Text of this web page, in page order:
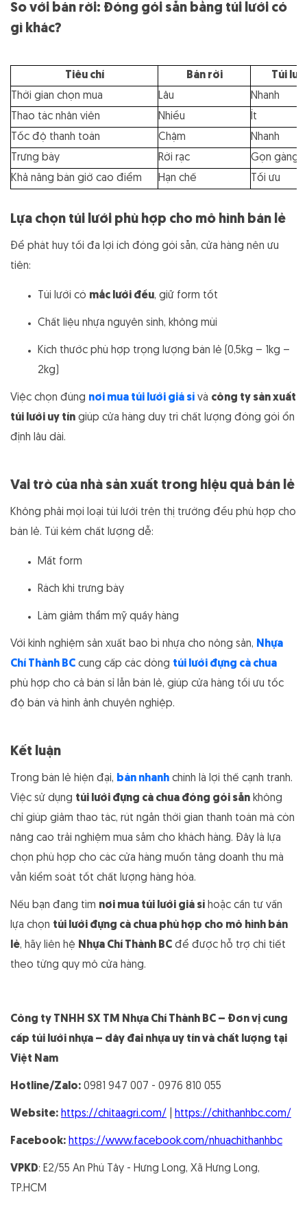
So với bán rời: Đóng gói sẵn bằng túi lưới có
gì khác?
Tiêu chí Bán rời
Túi
Thời gian chọn mua
Lâu
Nhanh
Thao tác nhân viên
Nhiều
Ít
Tốc độ thanh toán
Chậm
Nhanh
Trưng bày
Rời rạc
Gọn gàng
Khả năng bán giờ cao điểm
Hạn chế Tối ưu
Lựa chọn túi lưới phù hợp cho mô hình bán lẻ
Để phát huy tối đa lợi ích đóng gói sẵn, cửa hàng nên ưu
tiên:
Túi lưới có mắc lưới đều, giữ form tốt
Chất liệu nhựa nguyên sinh, không mùi
Kích thước phù hợp trọng lượng bán lẻ (0,5kg – 1kg –
2kg)
Việc chọn đúng nơi mua túi lưới giá sỉ và công ty sản xuất
túi lưới uy tín giúp cửa hàng duy trì chất lượng đóng gói ổn
định lâu dài.
Vai trò của nhà sản xuất trong hiệu quả bán lẻ
Không phải mọi loại túi lưới trên thị trường đều phù hợp cho
bán lẻ. Túi kém chất lượng dễ:
Mất form
Rách khi trưng bày
Làm giảm thẩm mỹ quầy hàng
Với kinh nghiệm sản xuất bao bì nhựa cho nông sản, Nhựa
Chí Thành BC cung cấp các dòng túi lưới đựng cà chua
phù hợp cho cả bán sỉ lẫn bán lẻ, giúp cửa hàng tối ưu tốc
độ bán và hình ảnh chuyên nghiệp.
Kết luận
Trong bán lẻ hiện đại, bán nhanh chính là lợi thế cạnh tranh.
Việc sử dụng túi lưới đựng cà chua đóng gói sẵn không
chỉ giúp giảm thao tác, rút ngắn thời gian thanh toán mà còn
nâng cao trải nghiệm mua sắm cho khách hàng. Đây là lựa
chọn phù hợp cho các cửa hàng muốn tăng doanh thu mà
vẫn kiểm soát tốt chất lượng hàng hóa.
Nếu bạn đang tìm nơi mua túi lưới giá sỉ hoặc cần tư vấn
lựa chọn túi lưới đựng cà chua phù hợp cho mô hình bán
lẻ, hãy liên hệ Nhựa Chí Thành BC để được hỗ trợ chi tiết
theo từng quy mô cửa hàng.
Công ty TNHH SX TM Nhựa Chí Thành BC – Đơn vị cung
cấp túi lưới nhựa – dây đai nhựa uy tín và chất lượng tại
Việt Nam
Hotline/Zalo: 0981 947 007 - 0976 810 055
Website: https://chitaagri.com/ https://chithanhbc.com/
Facebook: https://www.facebook.com/nhuachithanhbc
VPKD: E2/55 An Phú Tây - Hưng Long, Xã Hưng Long,
TP.HCM